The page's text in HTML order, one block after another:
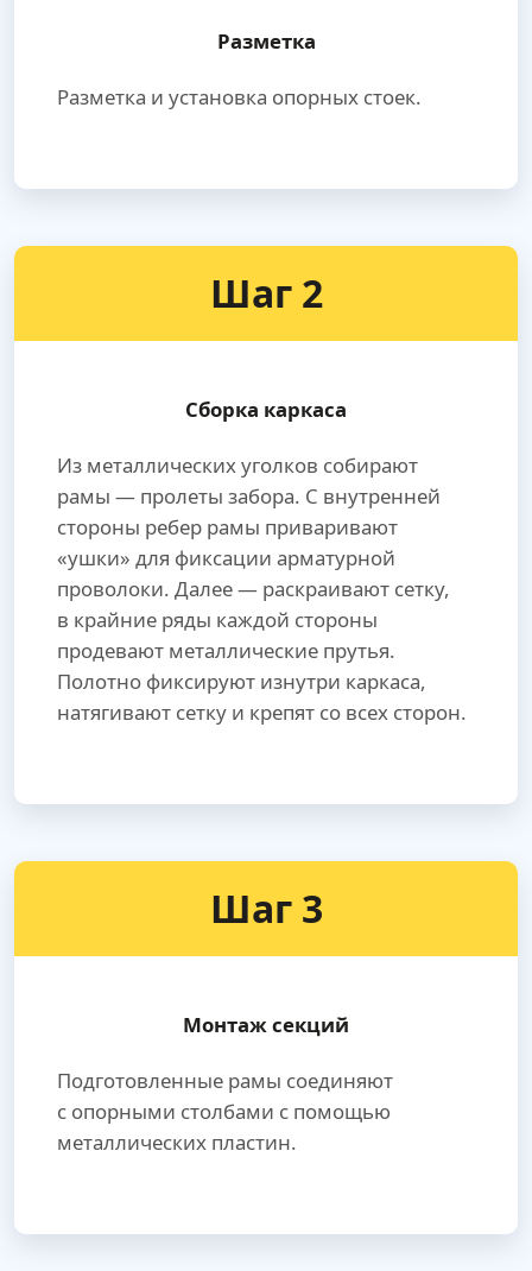
Разметка
Разметка и установка опорных стоек.
Шаг 2
Сборка каркаса
Из металлических уголков собирают
рамы — пролеты забора. С внутренней
стороны ребер рамы приваривают
«ушки» для фиксации арматурной
проволоки. Далее — раскраивают сетку,
в крайние ряды каждой стороны
продевают металлические прутья.
Полотно фиксируют изнутри каркаса,
натягивают сетку и крепят со всех сторон.
Шаг 3
Монтаж секций
Подготовленные рамы соединяют
с опорными столбами с помощью
металлических пластин.